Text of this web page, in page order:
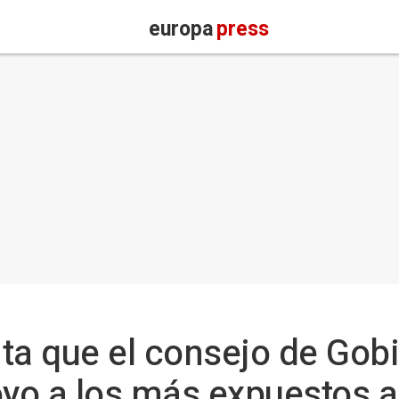
europapress
que el consejo de